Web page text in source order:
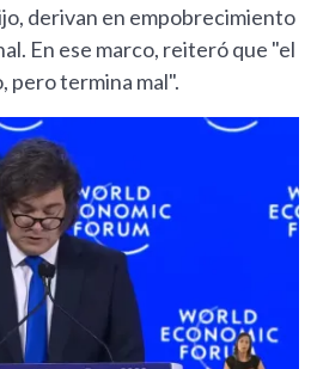
derivan en empobrecimiento
En ese marco, reiteró que "el
pero termina mal".